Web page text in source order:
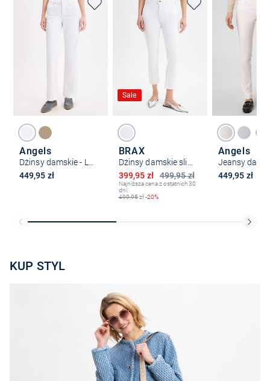
Angels
Dżinsy damskie - Lara
449,95 zł
Sale
BRAX
Dżinsy damskie slim fit - Mary
499,95 zł
Obniżona cena
399,95 zł
Najniższa cena z ostatnich 30
dni:
499,95zł-20%
Angels
449,95 zł
KUP STYL